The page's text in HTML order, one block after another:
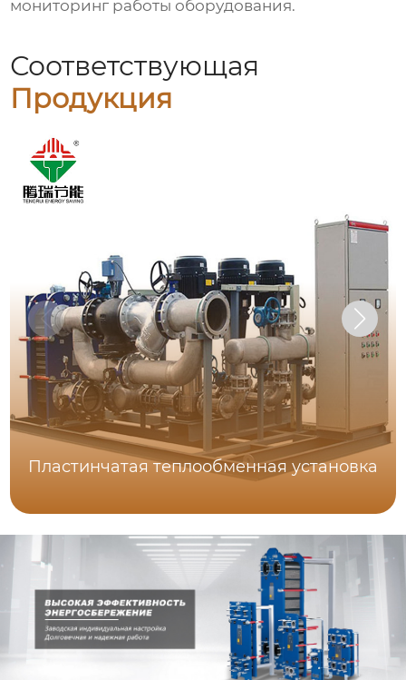
мониторинг работы оборудования.
Соответствующая
Продукция
Пластинчатая теплообменная установка